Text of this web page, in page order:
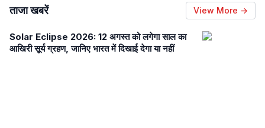
ताजा खबरें View More →
Solar Eclipse 2026: 12 अगस्त को लगेगा साल का
आखिरी सूर्य ग्रहण, जानिए भारत में दिखाई देगा या नहीं